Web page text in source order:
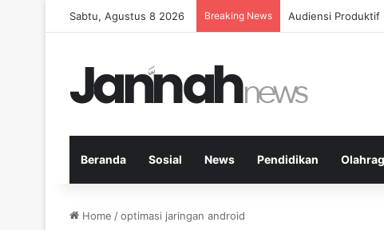
Sabtu, Agustus 8 2026 Breaking News Diet Fleksibel
Beranda Sosial News Pendidikan
Home /optimasi jaringan android